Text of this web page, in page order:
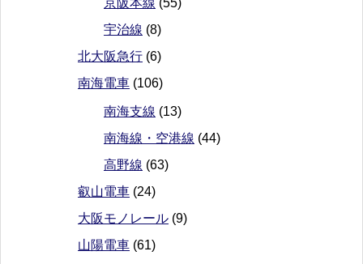
京阪本線 (55)
宇治線 (8)
北大阪急行 (6)
南海電車 (106)
南海支線 (13)
南海線・空港線 (44)
高野線 (63)
叡山電車 (24)
大阪モノレール (9)
山陽電車 (61)